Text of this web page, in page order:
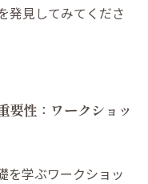
発見してみてくださ
要性：ワークショッ
を学ぶワークショッ